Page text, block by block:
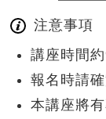
注意事項
講座時間約
報名時請
本講座將